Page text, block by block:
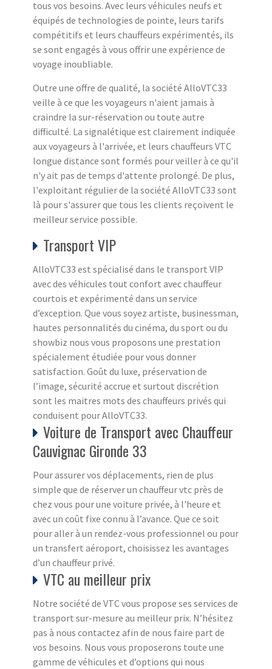
tous vos besoins. Avec leurs véhicules neufs et
équipés de technologies de pointe, leurs tarifs
compétitifs et leurs chauffeurs expérimentés, ils
se sont engagés à vous offrir une expérience de
voyage inoubliable.
Outre une offre de qualité, la société AlloVTC33
veille à ce que les voyageurs n'aient jamais à
craindre la sur-réservation ou toute autre
difficulté. La signalétique est clairement indiquée
aux voyageurs à l'arrivée, et leurs chauffeurs VTC
longue distance sont formés pour veiller à ce qu'il
n'y ait pas de temps d'attente prolongé. De plus,
l'exploitant régulier de la société AlloVTC33 sont
là pour s'assurer que tous les clients reçoivent le
meilleur service possible.
Transport VIP
AlloVTC33 est spécialisé dans le transport VIP
avec des véhicules tout confort avec chauffeur
courtois et expérimenté dans un service
d’exception. Que vous soyez artiste, businessman,
hautes personnalités du cinéma, du sport ou du
showbiz nous vous proposons une prestation
spécialement étudiée pour vous donner
satisfaction. Goût du luxe, préservation de
l’image, sécurité accrue et surtout discrétion
sont les maitres mots des chauffeurs privés qui
conduisent pour AlloVTC33.
Voiture de Transport avec Chauffeur
Cauvignac Gironde 33
Pour assurer vos déplacements, rien de plus
simple que de réserver un chauffeur vtc près de
chez vous pour une voiture privée, à l'heure et
avec un coût fixe connu à l’avance. Que ce soit
pour aller à un rendez-vous professionnel ou pour
un transfert aéroport, choisissez les avantages
d’un chauffeur privé.
VTC au meilleur prix
Notre société de VTC vous propose ses services de
transport sur-mesure au meilleur prix. N’hésitez
pas à nous contactez afin de nous faire part de
vos besoins. Nous vous proposerons toute une
gamme de véhicules et d’options qui nous